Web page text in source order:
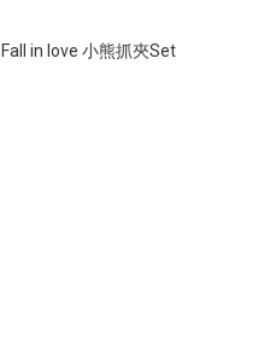
Fall in love 小熊抓夾Set